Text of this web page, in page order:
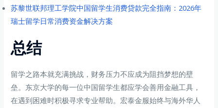
苏黎世联邦理工学院中国留学生消费贷款完全指南：2026年
瑞士留学日常消费资金解决方案
总结
留学之路本就充满挑战，财务压力不应成为阻挡梦想的壁
垒。东京大学的每一位中国留学生都应学会善用金融工具，
在遇到困难时积极寻求专业帮助。宏泰金服始终与海外华人